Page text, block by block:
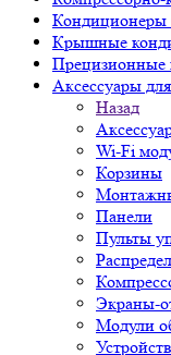
Кондиционеры
Крышные
Прецизионные
Аксессуары
Назад
Wi-Fi
Корзины
Панели
Пульты
Экраны-
Модули